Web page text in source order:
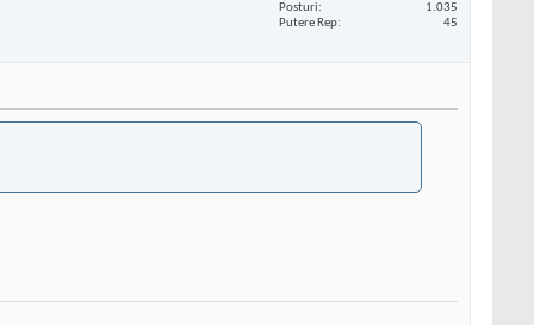
Posturi
1.035
Putere Rep
45